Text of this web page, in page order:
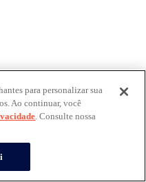
para personalizar sua
Ao continuar, você
. Consulte nossa